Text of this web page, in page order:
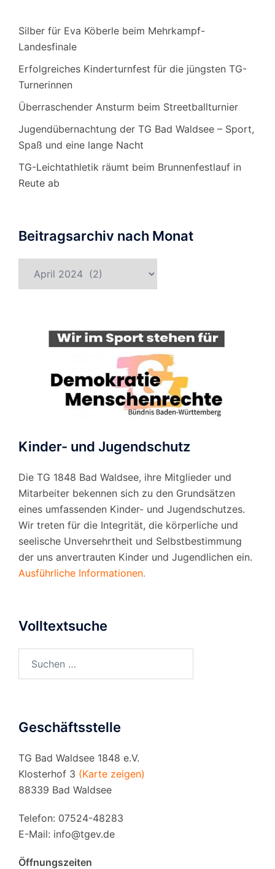
Silber für Eva Köberle beim Mehrkampf-
Landesfinale
Erfolgreiches Kinderturnfest für die jüngsten TG-
Turnerinnen
Überraschender Ansturm beim Streetballturnier
Jugendübernachtung der TG Bad Waldsee – Sport,
Spaß und eine lange Nacht
TG-Leichtathletik räumt beim Brunnenfestlauf in
Reute ab
Beitragsarchiv nach Monat
nach
Kinder- und Jugendschutz
Die TG 1848 Bad Waldsee, ihre Mitglieder und
Mitarbeiter bekennen sich zu den Grundsätzen
eines umfassenden Kinder- und Jugendschutzes.
Wir treten für die Integrität, die körperliche und
seelische Unversehrtheit und Selbstbestimmung
der uns anvertrauten Kinder und Jugendlichen ein.
Ausführliche Informationen.
Volltextsuche
nach:
Geschäftsstelle
TG Bad Waldsee 1848 e.V.
Klosterhof 3 (Karte zeigen)
88339 Bad Waldsee
Telefon: 07524-48283
E-Mail: info@tgev.de
Öffnungszeiten